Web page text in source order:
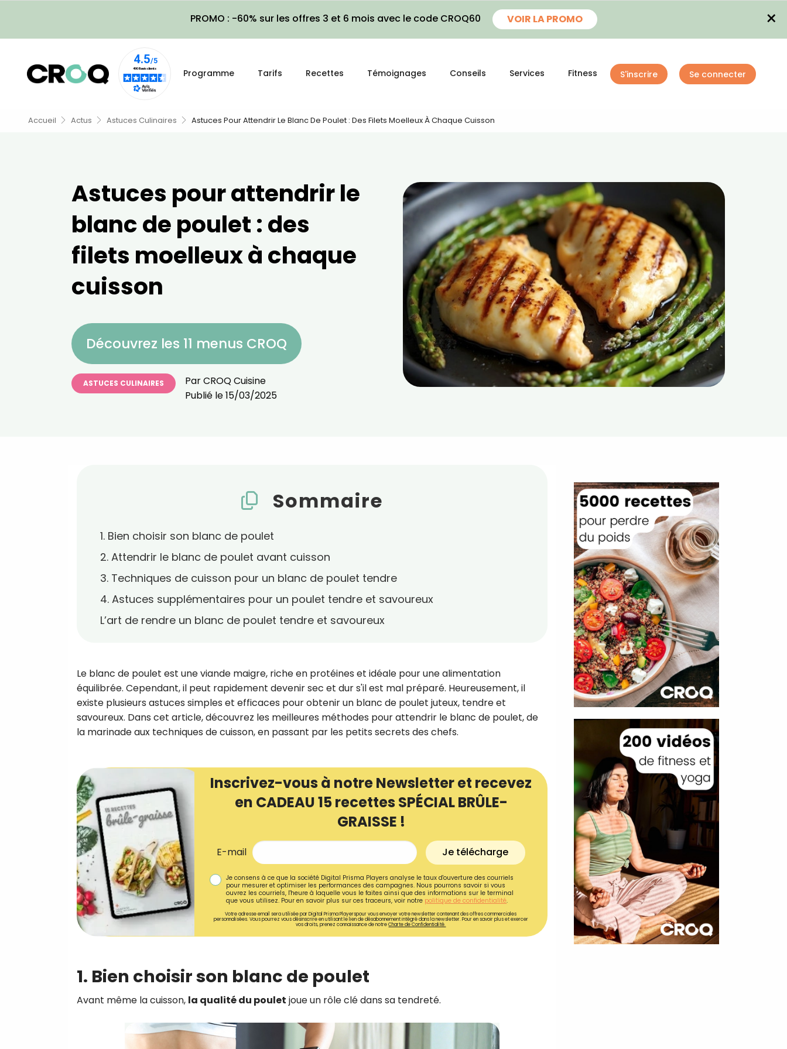
PROMO : -60% sur les offres 3 et 6 mois avec le code CROQ60 VOIR LA PROMO ×
Programme Tarifs Recettes Témoignages Conseils Services Fitness S'inscrire Se connecter
Accueil Actus Astuces Culinaires Astuces Pour Attendrir Le Blanc De Poulet : Des Filets Moelleux À Chaque Cuisson
Astuces pour attendrir le
blanc de poulet : des
filets moelleux à chaque
cuisson
Découvrez les 11 menus CROQ
ASTUCES CULINAIRES ParCROQ Cuisine
Publié le15/03/2025
Sommaire
1. Bien choisir son blanc de poulet
2. Attendrir le blanc de poulet avant cuisson
3. Techniques de cuisson pour un blanc de poulet tendre
4. Astuces supplémentaires pour un poulet tendre et savoureux
L’art de rendre un blanc de poulet tendre et savoureux
Le blanc de poulet est une viande maigre, riche en protéines et idéale pour une alimentation
équilibrée. Cependant, il peut rapidement devenir sec et dur s'il est mal préparé. Heureusement, il
existe plusieurs astuces simples et efficaces pour obtenir un blanc de poulet juteux, tendre et
savoureux. Dans cet article, découvrez les meilleures méthodes pour attendrir le blanc de poulet, de
la marinade aux techniques de cuisson, en passant par les petits secrets des chefs.
Inscrivez-vous à notre Newsletter et recevez
en CADEAU 15 recettes SPÉCIAL BRÛLE-
GRAISSE !
E-mail Je télécharge
Je consens à ce que la société Digital Prisma Players analyse le taux d'ouverture des courriels
pour mesurer et optimiser les performances des campagnes. Nous pourrons savoir si vous
ouvrez les courriels, l'heure à laquelle vous le faites ainsi que des informations sur le terminal
que vous utilisez. Pour en savoir plus sur ces traceurs, voir notre politique de confidentialité.
Votre adresse email sera utilisée par Digital Prisma Playerspour vous envoyer votre newsletter contenant des offres commerciales
personnalisées. Vous pourrez vous désinscrire en utilisant le lien de désabonnement intégré dans la newsletter. Pour en savoir plus et exercer
vos droits, prenez connaissance de notreCharte de Confidentialité.
1. Bien choisir son blanc de poulet
Avant même la cuisson, la qualité du poulet joue un rôle clé dans sa tendreté.recettes inédites de CROQ
!
Ainsi que la newsletter promotionnelle de